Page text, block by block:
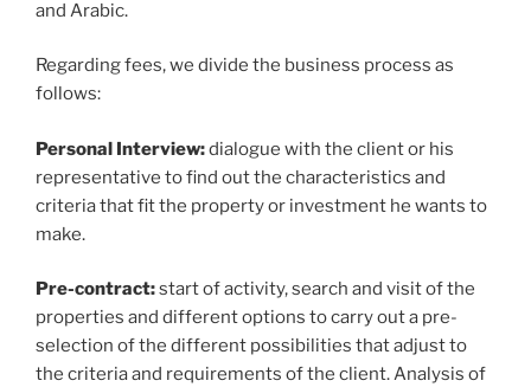
and Arabic.
Regarding fees, we divide the business process as
follows:
Personal Interview:dialogue with the client or his
representative to find out the characteristics and
criteria that fit the property or investment he wants to
make.
Pre-contract:start of activity, search and visit of the
properties and different options to carry out a pre-
selection of the different possibilities that adjust to
the criteria and requirements of the client. Analysis of